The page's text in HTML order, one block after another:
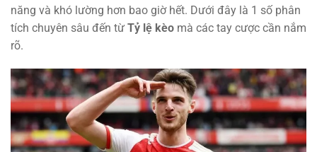
năng và khó lường hơn bao giờ hết. Dưới đây là 1 số phân
tích chuyên sâu đến từ Tỷ lệ kèo mà các tay cược cần nắm
rõ.